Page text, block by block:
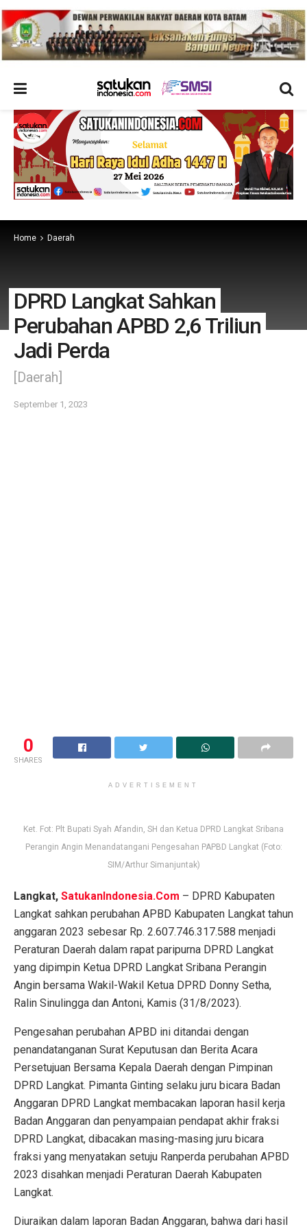
Home Daerah
DPRD Langkat Sahkan
Perubahan APBD 2,6 Triliun
Jadi Perda
[Daerah]
September 1, 2023
0
SHARES
ADVERTISEMENT
Ket. Fot: Plt Bupati Syah Afandin, SH dan Ketua DPRD Langkat Sribana
Perangin Angin Menandatangani Pengesahan PAPBD Langkat (Foto:
SIM/Arthur Simanjuntak)
Langkat, SatukanIndonesia.Com – DPRD Kabupaten
Langkat sahkan perubahan APBD Kabupaten Langkat tahun
anggaran 2023 sebesar Rp. 2.607.746.317.588 menjadi
Peraturan Daerah dalam rapat paripurna DPRD Langkat
yang dipimpin Ketua DPRD Langkat Sribana Perangin
Angin bersama Wakil-Wakil Ketua DPRD Donny Setha,
Ralin Sinulingga dan Antoni, Kamis (31/8/2023).
Pengesahan perubahan APBD ini ditandai dengan
penandatanganan Surat Keputusan dan Berita Acara
Persetujuan Bersama Kepala Daerah dengan Pimpinan
DPRD Langkat. Pimanta Ginting selaku juru bicara Badan
Anggaran DPRD Langkat membacakan laporan hasil kerja
Badan Anggaran dan penyampaian pendapat akhir fraksi
DPRD Langkat, dibacakan masing-masing juru bicara
fraksi yang menyatakan setuju Ranperda perubahan APBD
2023 disahkan menjadi Peraturan Daerah Kabupaten
Langkat.
Diuraikan dalam laporan Badan Anggaran, bahwa dari hasil